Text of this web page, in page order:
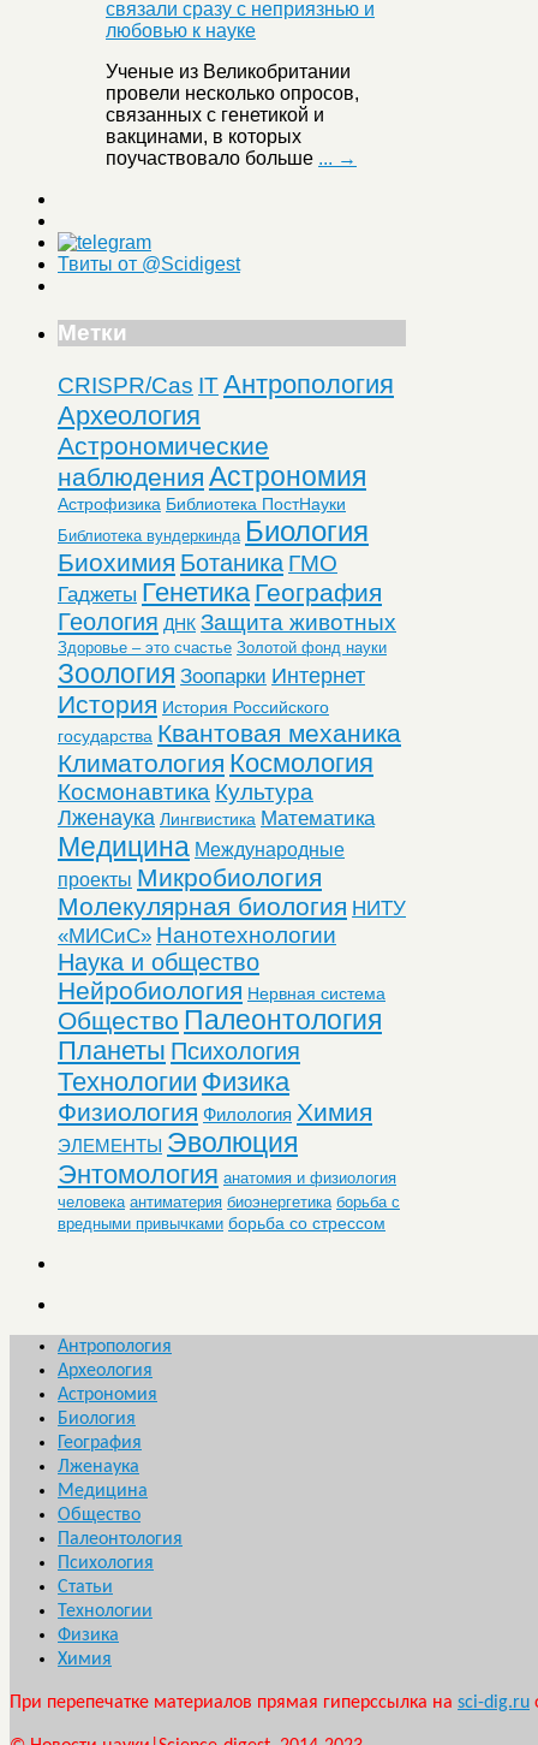
Ученые из Великобритании
провели несколько опросов,
связанных с генетикой и
вакцинами, в которых
поучаствовало больше ... →
Твиты от @Scidigest
Метки
CRISPR/Cas ITАнтропология
Археология
Астрономические
наблюдения Астрономия
Астрофизика Библиотека ПостНауки
Библиотека вундеркинда Биология
Биохимия Ботаника ГМО
Гаджеты Генетика География
Геология ДНК Защита животных
Здоровье – это счастье Золотой фонд науки
Зоология Зоопарки Интернет
История История Российского
государства Квантовая механика
Климатология Космология
Космонавтика Культура
Лженаука Лингвистика Математика
Медицина Международные
проекты Микробиология
Молекулярная биология НИТУ
«МИСиС» Нанотехнологии
Наука и общество
Нейробиология Нервная система
Общество Палеонтология
Планеты Психология
Технологии Физика
Физиология Филология Химия
ЭЛЕМЕНТЫ Эволюция
Энтомология анатомия и физиология
человека антиматерия биоэнергетика борьба с
вредными привычками борьба со стрессом
Антропология
Археология
Астрономия
Биология
География
Лженаука
Медицина
Общество
Палеонтология
Психология
Статьи
Технологии
Физика
Химия
При перепечатке материалов прямая гиперссылка на sci-dig.ru